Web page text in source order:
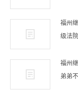
福州
级法
福州
弟弟